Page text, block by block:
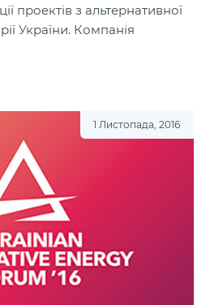
проектів з альтернативної
України. Компанія
1 Листопада, 2016